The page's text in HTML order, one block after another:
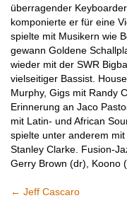
überragender
komponierte er für eine
spielte mit Musikern wie
gewann Goldene
wieder mit der SWR
vielseitiger Bassist.
Murphy, Gigs mit Randy
Erinnerung an Jaco
mit Latin- und African
spielte unter anderem
Stanley Clarke. Fusion-
Gerry Brown (dr), Koono
← Jeff Cascaro